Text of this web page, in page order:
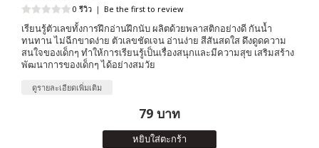
0 รีวิว | Be the first to review
เรียนรู้ตัวเลขทั้งการฝึกอ่านฝึกนับ ผลิตด้วยพลาสติกอย่างดี กันน้ำ
ทนทาน ไม่ฉีกขาดง่าย ตัวเลขชัดเจน อ่านง่าย สีสันสดใส ดึงดูดความ
สนใจของเด็กๆ ทำให้การเรียนรู้เป็นเรื่องสนุกและมีความสุข เสริมสร้าง
พัฒนาการของเด็กๆ ได้อย่างสมวัย
ดูรายละเอียดเพิ่มเติม
79 บาท
หยิบใส่ตะกร้า